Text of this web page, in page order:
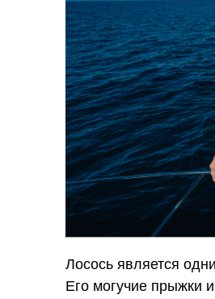
Лосось является
Его могучие прыжки